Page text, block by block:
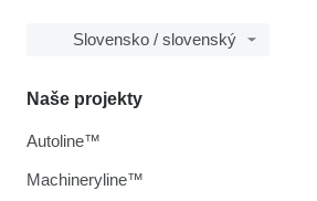
Slovensko / slovenský
Naše projekty
Autoline™
Machineryline™